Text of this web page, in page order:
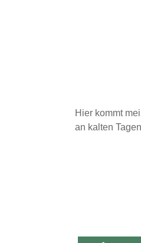
Hier kommt
an kalten